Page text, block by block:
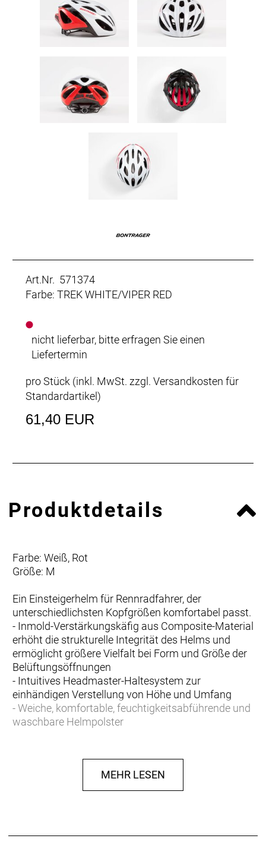
Art.Nr. 571374
Farbe: TREK WHITE/VIPER RED
nicht lieferbar, bitte erfragen Sie einen
Liefertermin
pro Stück (inkl. MwSt. zzgl. Versandkosten für
Standardartikel)
61,40 EUR
Produktdetails
Farbe: Weiß, Rot
Größe: M
Ein Einsteigerhelm für Rennradfahrer, der
unterschiedlichsten Kopfgrößen komfortabel passt.
- Inmold-Verstärkungskäfig aus Composite-Material
erhöht die strukturelle Integrität des Helms und
ermöglicht größere Vielfalt bei Form und Größe der
Belüftungsöffnungen
- Intuitives Headmaster-Haltesystem zur
einhändigen Verstellung von Höhe und Umfang
- Weiche, komfortable, feuchtigkeitsabführende und
waschbare Helmpolster
Riemenpositionen
- Innen durchgehende Belüftungskanäle führen die
Luft am Kopf entlang durch den Helm
MEHR LESEN